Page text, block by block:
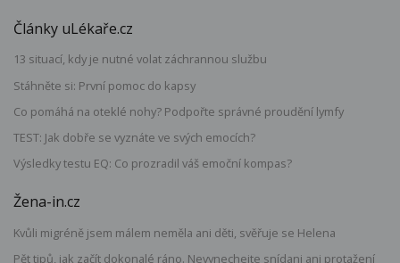
Články uLékaře.cz
13 situací, kdy je nutné volat záchrannou službu
Stáhněte si: První pomoc do kapsy
Co pomáhá na oteklé nohy? Podpořte správné proudění lymfy
TEST: Jak dobře se vyznáte ve svých emocích?
Výsledky testu EQ: Co prozradil váš emoční kompas?
Žena-in.cz
Kvůli migréně jsem málem neměla ani děti, svěřuje se Helena
Pět tipů, jak začít dokonalé ráno. Nevynechejte snídani ani protažení